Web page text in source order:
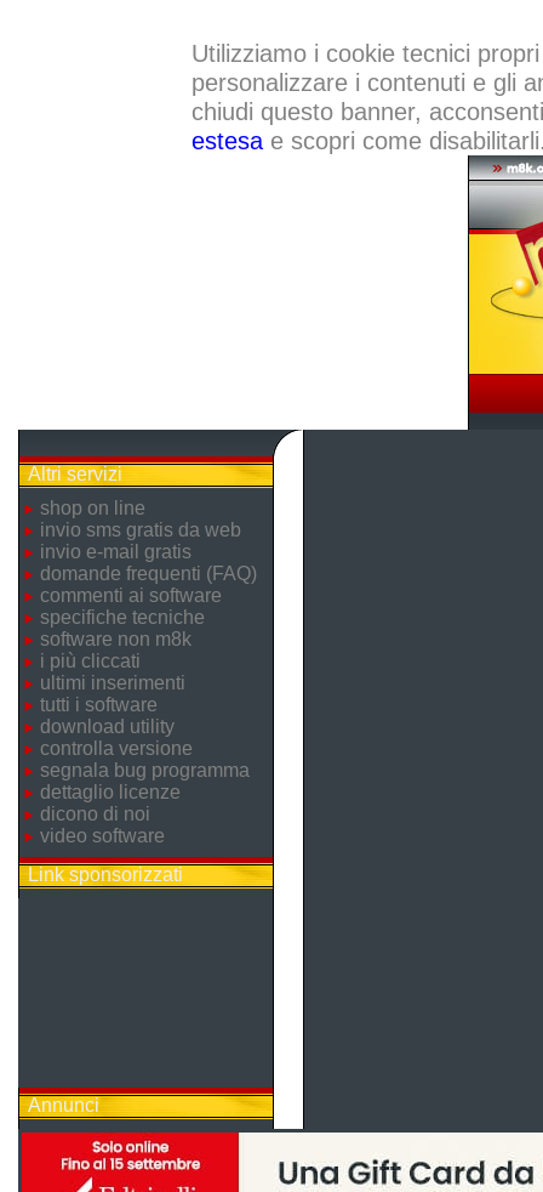
Utilizziamo i cookie tecnici
personalizzare i contenuti e gli
chiudi questo banner,
estesae scopri come
Altri servizi
shop on line
invio sms gratis da web
invio e-mail gratis
domande frequenti (FAQ)
commenti ai software
specifiche tecniche
software non m8k
i più cliccati
ultimi inserimenti
tutti i software
download utility
controlla versione
segnala bug programma
dettaglio licenze
dicono di noi
video software
Link sponsorizzati
Annunci